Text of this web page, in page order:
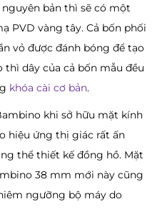
bản thì sẽ có một
PVD vàng tây. Cả bốn phối
vỏ được đánh bóng để tạo
thì dây của cả bốn mẫu đều
khóa cài cơ bản.
khi sở hữu mặt kính
hiệu ứng thị giác rất ấn
thể thiết kế đồng hồ. Mặt
38 mm mới này cũng
ngưỡng bộ máy do